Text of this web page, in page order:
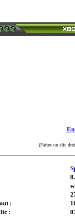
(Faites un clic
:
: